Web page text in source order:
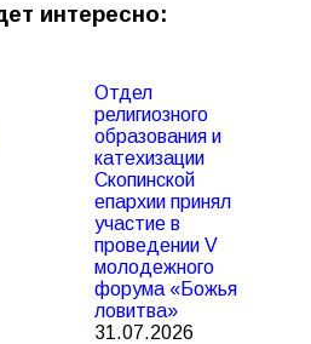
интересно:
Отдел
религиозного
образования и
катехизации
Скопинской
епархии принял
участие в
проведении V
молодежного
форума «Божья
ловитва»
31.07.2026